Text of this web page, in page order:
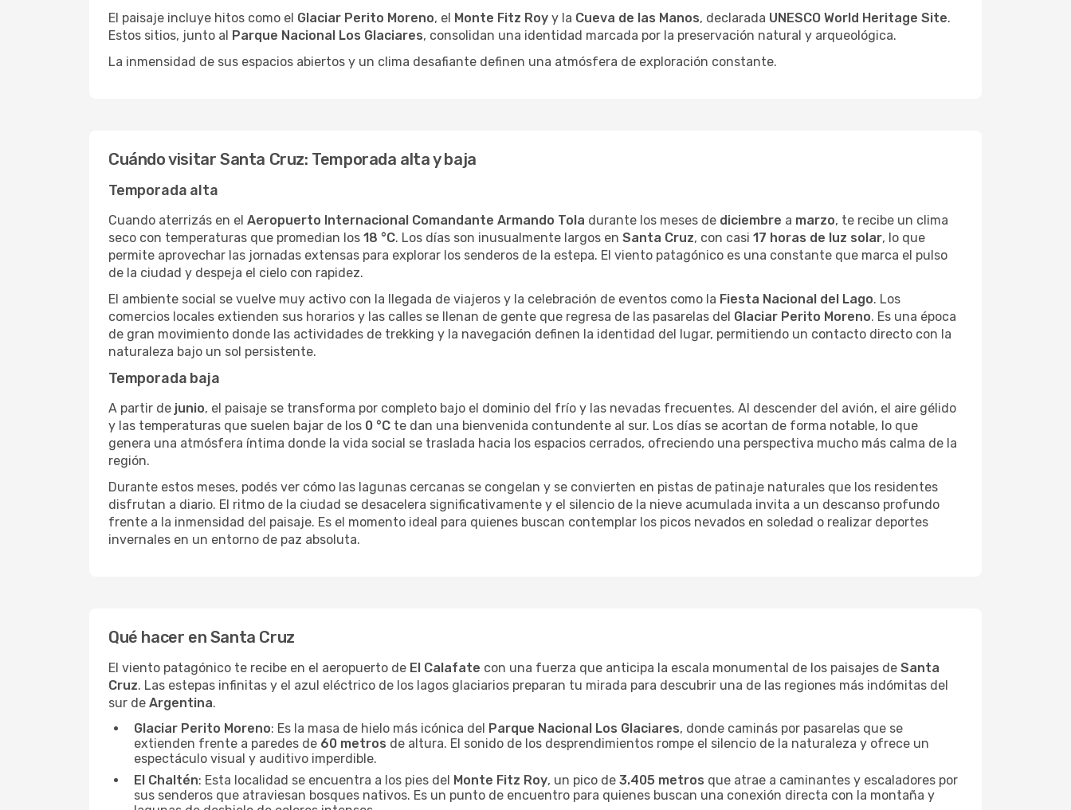
El paisaje incluye hitos como el Glaciar Perito Moreno, el Monte Fitz Roy y la Cueva de las Manos, declarada UNESCO World Heritage Site.
Estos sitios, junto al Parque Nacional Los Glaciares, consolidan una identidad marcada por la preservación natural y arqueológica.
La inmensidad de sus espacios abiertos y un clima desafiante definen una atmósfera de exploración constante.
Cuándo visitar Santa Cruz: Temporada alta y baja
Temporada alta
Cuando aterrizás en el Aeropuerto Internacional Comandante Armando Tola durante los meses de diciembre a marzo, te recibe un clima
seco con temperaturas que promedian los 18 °C. Los días son inusualmente largos en Santa Cruz, con casi 17 horas de luz solar, lo que
permite aprovechar las jornadas extensas para explorar los senderos de la estepa. El viento patagónico es una constante que marca el pulso
de la ciudad y despeja el cielo con rapidez.
El ambiente social se vuelve muy activo con la llegada de viajeros y la celebración de eventos como la Fiesta Nacional del Lago. Los
comercios locales extienden sus horarios y las calles se llenan de gente que regresa de las pasarelas del Glaciar Perito Moreno. Es una época
de gran movimiento donde las actividades de trekking y la navegación definen la identidad del lugar, permitiendo un contacto directo con la
naturaleza bajo un sol persistente.
Temporada baja
A partir de junio, el paisaje se transforma por completo bajo el dominio del frío y las nevadas frecuentes. Al descender del avión, el aire gélido
y las temperaturas que suelen bajar de los 0 °C te dan una bienvenida contundente al sur. Los días se acortan de forma notable, lo que
genera una atmósfera íntima donde la vida social se traslada hacia los espacios cerrados, ofreciendo una perspectiva mucho más calma de la
región.
Durante estos meses, podés ver cómo las lagunas cercanas se congelan y se convierten en pistas de patinaje naturales que los residentes
disfrutan a diario. El ritmo de la ciudad se desacelera significativamente y el silencio de la nieve acumulada invita a un descanso profundo
frente a la inmensidad del paisaje. Es el momento ideal para quienes buscan contemplar los picos nevados en soledad o realizar deportes
invernales en un entorno de paz absoluta.
Qué hacer en Santa Cruz
El viento patagónico te recibe en el aeropuerto de El Calafate con una fuerza que anticipa la escala monumental de los paisajes de Santa
Cruz. Las estepas infinitas y el azul eléctrico de los lagos glaciarios preparan tu mirada para descubrir una de las regiones más indómitas del
sur de Argentina.
Glaciar Perito Moreno: Es la masa de hielo más icónica del Parque Nacional Los Glaciares, donde caminás por pasarelas que se
extienden frente a paredes de 60 metros de altura. El sonido de los desprendimientos rompe el silencio de la naturaleza y ofrece un
espectáculo visual y auditivo imperdible.
El Chaltén: Esta localidad se encuentra a los pies del Monte Fitz Roy, un pico de 3.405 metros que atrae a caminantes y escaladores por
sus senderos que atraviesan bosques nativos. Es un punto de encuentro para quienes buscan una conexión directa con la montaña y